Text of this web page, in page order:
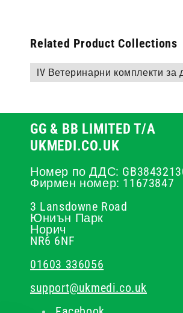
Related Product Collections
IV Ветеринарни комплекти за
GG & BB LIMITED T/A
UKMEDI.CO.UK
Номер по ДДС:
Фирмен номер: 11673847
3 Lansdowne Road
Юниън Парк
Норич
NR6 6NF
01603 336056
support@ukmedi.co.uk